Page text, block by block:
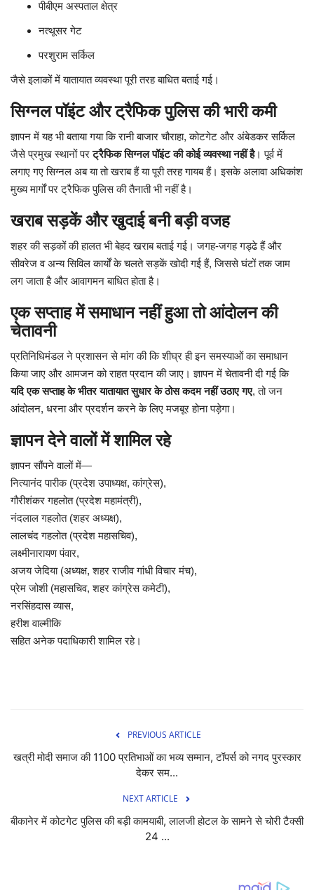
पीबीएम अस्पताल क्षेत्र
नत्थूसर गेट
परशुराम सर्किल
जैसे इलाकों में यातायात व्यवस्था पूरी तरह बाधित बताई गई।
सिग्नल पॉइंट और ट्रैफिक पुलिस की भारी कमी
ज्ञापन में यह भी बताया गया कि रानी बाजार चौराहा, कोटगेट और अंबेडकर सर्किल
जैसे प्रमुख स्थानों परट्रैफिक सिग्नल पॉइंट की कोई व्यवस्था नहीं है। पूर्व में
लगाए गए सिग्नल अब या तो खराब हैं या पूरी तरह गायब हैं। इसके अलावा अधिकांश
मुख्य मार्गों पर ट्रैफिक पुलिस की तैनाती भी नहीं है।
खराब सड़कें और खुदाई बनी बड़ी वजह
शहर की सड़कों की हालत भी बेहद खराब बताई गई। जगह-जगह गड्ढे हैं और
सीवरेज व अन्य सिविल कार्यों के चलते सड़कें खोदी गई हैं, जिससे घंटों तक जाम
लग जाता है और आवागमन बाधित होता है।
एक सप्ताह में समाधान नहीं हुआ तो आंदोलन की
चेतावनी
प्रतिनिधिमंडल ने प्रशासन से मांग की कि शीघ्र ही इन समस्याओं का समाधान
किया जाए और आमजन को राहत प्रदान की जाए। ज्ञापन में चेतावनी दी गई कि
यदि एक सप्ताह के भीतर यातायात सुधार के ठोस कदम नहीं उठाए गए, तो जन
आंदोलन, धरना और प्रदर्शन करने के लिए मजबूर होना पड़ेगा।
ज्ञापन देने वालों में शामिल रहे
ज्ञापन सौंपने वालों में—
नित्यानंद पारीक (प्रदेश उपाध्यक्ष, कांग्रेस),
गौरीशंकर गहलोत (प्रदेश महामंत्री),
नंदलाल गहलोत (शहर अध्यक्ष),
लालचंद गहलोत (प्रदेश महासचिव),
लक्ष्मीनारायण पंवार,
अजय जेदिया (अध्यक्ष, शहर राजीव गांधी विचार मंच),
प्रेम जोशी (महासचिव, शहर कांग्रेस कमेटी),
नरसिंहदास व्यास,
हरीश वाल्मीकि
सहित अनेक पदाधिकारी शामिल रहे।
PREVIOUS ARTICLE
खत्री मोदी समाज की 1100 प्रतिभाओं का भव्य सम्मान, टॉपर्स को नगद पुरस्कार
देकर सम...
NEXT ARTICLE
बीकानेर में कोटगेट पुलिस की बड़ी कामयाबी, लालजी होटल के सामने से चोरी टैक्सी
24 ...